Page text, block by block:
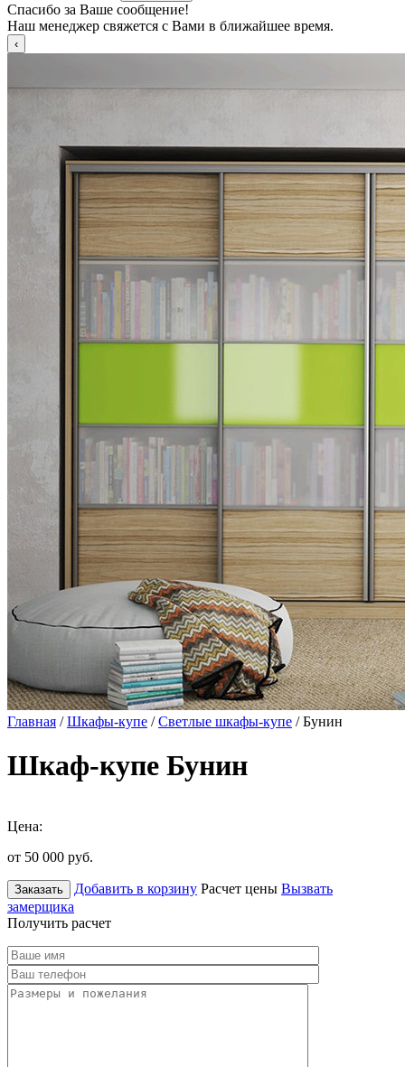
Спасибо за Ваше сообщение!
Наш менеджер свяжется с Вами в ближайшее время.
Главная /Шкафы-купе /Светлые шкафы-купе / Бунин
Шкаф-купе Бунин
Цена:
от 50 000 руб.
Заказать Добавить в корзину Расчет цены Вызвать
замерщика
Получить расчет